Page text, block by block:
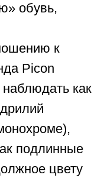
обувь,
к
Picon
как
подлинные
цвету